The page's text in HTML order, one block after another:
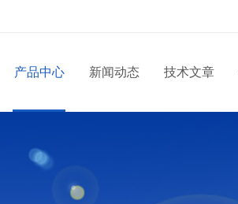
产品中心 新闻动态 技术文章